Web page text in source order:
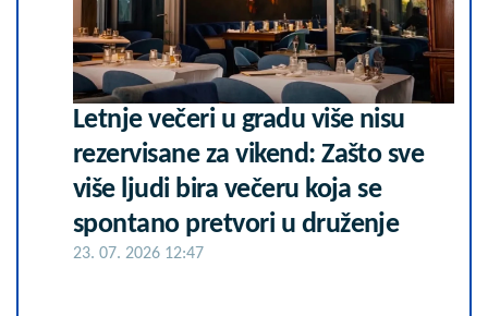
Letnje večeri u gradu više nisu
rezervisane za vikend: Zašto sve
više ljudi bira večeru koja se
spontano pretvori u druženje
23. 07. 2026 12:47